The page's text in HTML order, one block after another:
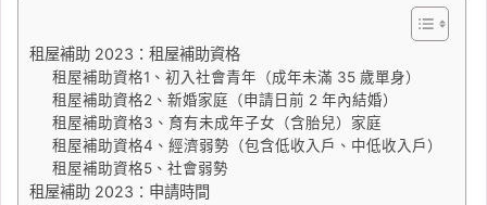
租屋補助 2023：租屋補助資格
租屋補助資格1、初入社會青年（成年未滿 35 歲單身）
租屋補助資格2、新婚家庭（申請日前 2 年內結婚）
租屋補助資格3、育有未成年子女（含胎兒）家庭
租屋補助資格4、經濟弱勢（包含低收入戶、中低收入戶）
租屋補助資格5、社會弱勢
租屋補助 2023：申請時間